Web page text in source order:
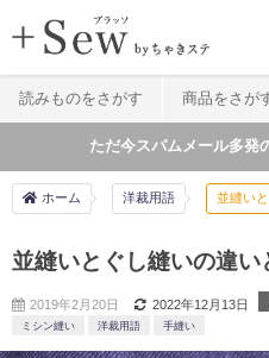
読みものをさがす 商品をさが
ただ今スパムメール多発
ホーム 洋裁用語 並縫い
並縫いとぐし縫いの違い
2019年2月20日 2022年12月13日
ミシン縫い 洋裁用語 手縫い